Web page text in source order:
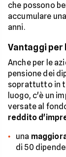
che possono
accumulare
anni.
Vantaggi per
Anche per le
pensione dei
soprattutto in
luogo, c'è un
versate al
reddito
una
di 50